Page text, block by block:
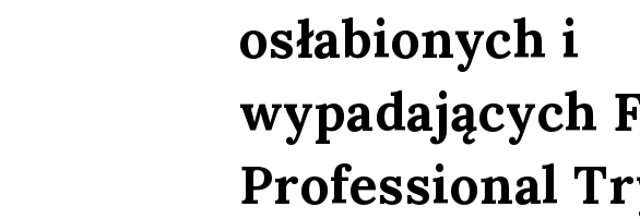
osłabionych i
wypadających
Professional